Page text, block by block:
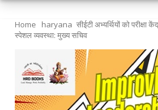
Home haryana सीईटी अभ्यर्थियों को
स्पेशल व्यवस्था: मुख्य सचिव